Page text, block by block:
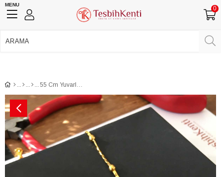
MENU
0
55 Cm Yuvarlak Detaylı Gold Sarı Kadın Kolye